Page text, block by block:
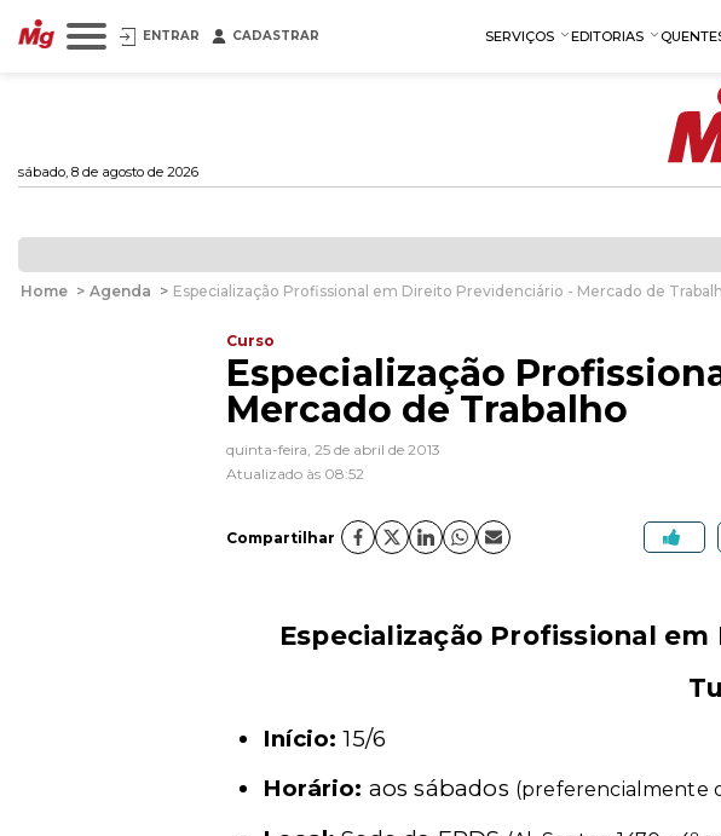
ENTRAR CADASTRAR SERVIÇOS EDITORIAS
sábado, 8 de agosto de 2026
Home > Agenda > Especialização Profissional em Direito Previdenciário - Mercado de
Curso
Especialização
Mercado de Trabalho
quinta-feira, 25 de abril de 2013
Atualizado às 08:52
Compartilhar
Especialização Profissional
Início: 15/6
Horário: aos sábados (preferencialmente